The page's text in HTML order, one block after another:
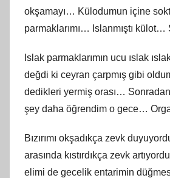
okşamayı… Külodumun içine
parmaklarımı… Islanmıştı külot…
Islak parmaklarımın ucu ıslak
değdi ki ceyran çarpmış gibi
dedikleri yermiş orası…
şey daha öğrendim o gece…
Bızırımı okşadıkça zevk
arasında kıstırdıkça zevk
elimi de gecelik entarimin